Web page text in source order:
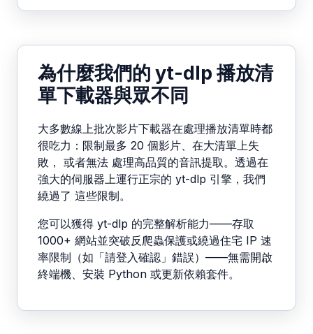
為什麼我們的 yt-dlp 播放清
單下載器與眾不同
大多數線上批次影片下載器在處理播放清單時都
很吃力：限制最多 20 個影片、在大清單上失
敗， 或者無法 處理高品質的音訊提取。透過在
強大的伺服器上運行正宗的 yt-dlp 引擎，我們
繞過了 這些限制。
您可以獲得 yt-dlp 的完整解析能力——存取
1000+ 網站並突破反爬蟲保護或繞過住宅 IP 速
率限制（如「請登入確認」錯誤）——無需開啟
終端機、安裝 Python 或更新依賴套件。